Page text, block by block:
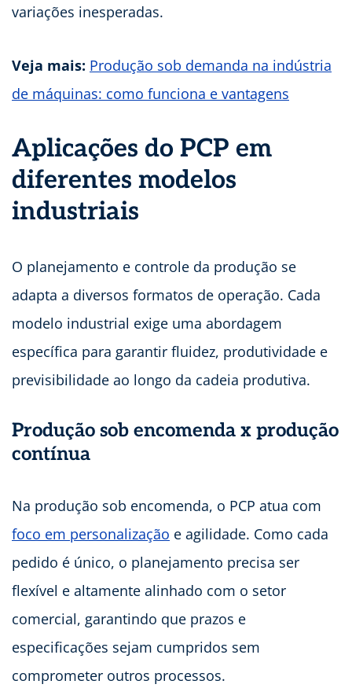
variações inesperadas.
Veja mais: Produção sob demanda na indústria
de máquinas: como funciona e vantagens
Aplicações do PCP em
diferentes modelos
industriais
O planejamento e controle da produção se
adapta a diversos formatos de operação. Cada
modelo industrial exige uma abordagem
específica para garantir fluidez, produtividade e
previsibilidade ao longo da cadeia produtiva.
Produção sob encomenda x produção
contínua
Na produção sob encomenda, o PCP atua com
foco em personalização e agilidade. Como cada
pedido é único, o planejamento precisa ser
flexível e altamente alinhado com o setor
comercial, garantindo que prazos e
especificações sejam cumpridos sem
comprometer outros processos.